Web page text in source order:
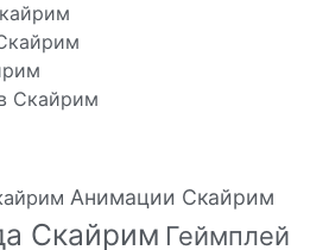
Скайрим
Анимации Скайрим
Скайрим Геймплей